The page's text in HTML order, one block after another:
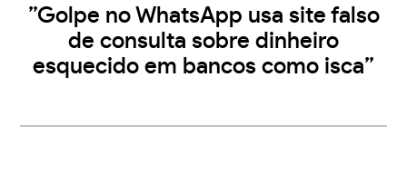
”Golpe no WhatsApp usa site falso
de consulta sobre dinheiro
esquecido em bancos como isca”